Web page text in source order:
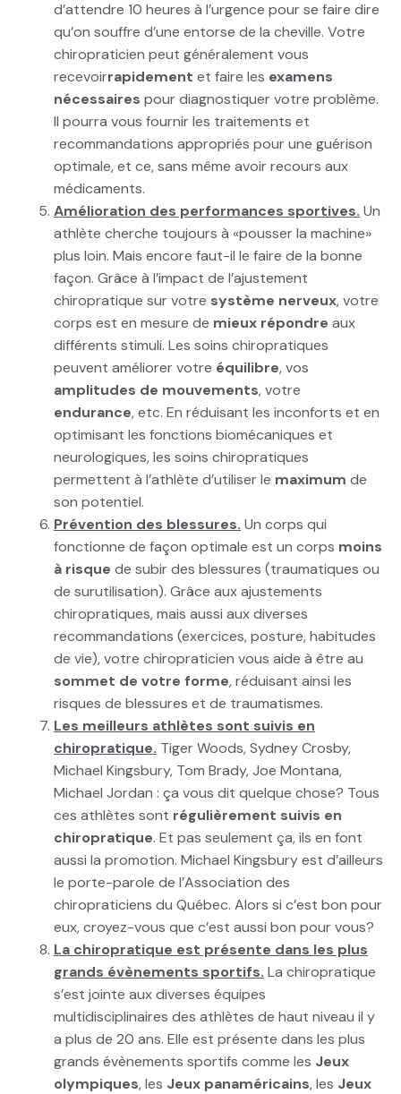
d’attendre 10 heures à l’urgence pour se faire dire
qu’on souffre d’une entorse de la cheville. Votre
chiropraticien peut généralement vous
recevoirrapidement et faire les examens
nécessaires pour diagnostiquer votre problème.
Il pourra vous fournir les traitements et
recommandations appropriés pour une guérison
optimale, et ce, sans même avoir recours aux
médicaments.
Amélioration des performances sportives. Un
athlète cherche toujours à «pousser la machine»
plus loin. Mais encore faut-il le faire de la bonne
façon. Grâce à l’impact de l’ajustement
chiropratique sur votre système nerveux, votre
corps est en mesure de mieux répondre aux
différents stimuli. Les soins chiropratiques
peuvent améliorer votre équilibre, vos
amplitudes de mouvements, votre
endurance, etc. En réduisant les inconforts et en
optimisant les fonctions biomécaniques et
neurologiques, les soins chiropratiques
permettent à l’athlète d’utiliser le maximum de
son potentiel.
Prévention des blessures. Un corps qui
fonctionne de façon optimale est un corps moins
à risque de subir des blessures (traumatiques ou
de surutilisation). Grâce aux ajustements
chiropratiques, mais aussi aux diverses
recommandations (exercices, posture, habitudes
de vie), votre chiropraticien vous aide à être au
sommet de votre forme, réduisant ainsi les
risques de blessures et de traumatismes.
Les meilleurs athlètes sont suivis en
chiropratique. Tiger Woods, Sydney Crosby,
Michael Kingsbury, Tom Brady, Joe Montana,
Michael Jordan : ça vous dit quelque chose? Tous
ces athlètes sont régulièrement suivis en
chiropratique. Et pas seulement ça, ils en font
aussi la promotion. Michael Kingsbury est d’ailleurs
le porte-parole de l’Association des
chiropraticiens du Québec. Alors si c’est bon pour
eux, croyez-vous que c’est aussi bon pour vous?
La chiropratique est présente dans les plus
grands évènements sportifs. La chiropratique
s’est jointe aux diverses équipes
multidisciplinaires des athlètes de haut niveau il y
a plus de 20 ans. Elle est présente dans les plus
grands évènements sportifs comme les Jeux
olympiques, les Jeux panaméricains, les Jeux